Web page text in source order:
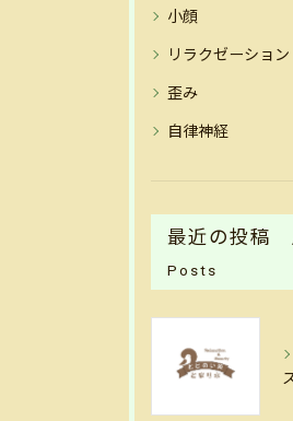
小顔
リラクゼーション
歪み
自律神経
最近の投稿
Posts